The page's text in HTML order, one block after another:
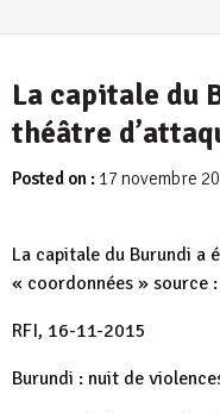
La capitale du
théâtre
Posted on : 17 novembre
La capitale du Burundi a
« coordonnées » source
RFI, 16-11-2015
Burundi : nuit de